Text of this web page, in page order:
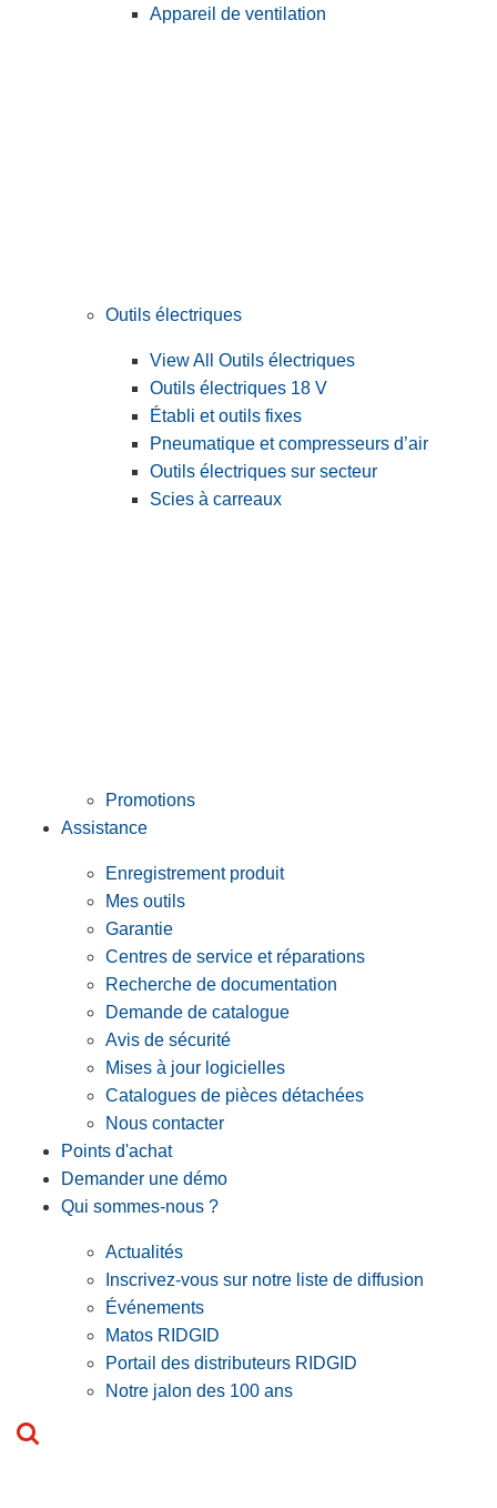
Appareil de ventilation
Outils électriques
View All Outils électriques
Outils électriques 18 V
Établi et outils fixes
Pneumatique et compresseurs d’air
Outils électriques sur secteur
Scies à carreaux
Promotions
Assistance
Enregistrement produit
Mes outils
Garantie
Centres de service et réparations
Recherche de documentation
Demande de catalogue
Avis de sécurité
Mises à jour logicielles
Catalogues de pièces détachées
Nous contacter
Points d'achat
Demander une démo
Qui sommes-nous ?
Actualités
Inscrivez-vous sur notre liste de diffusion
Événements
Matos RIDGID
Portail des distributeurs RIDGID
Notre jalon des 100 ans